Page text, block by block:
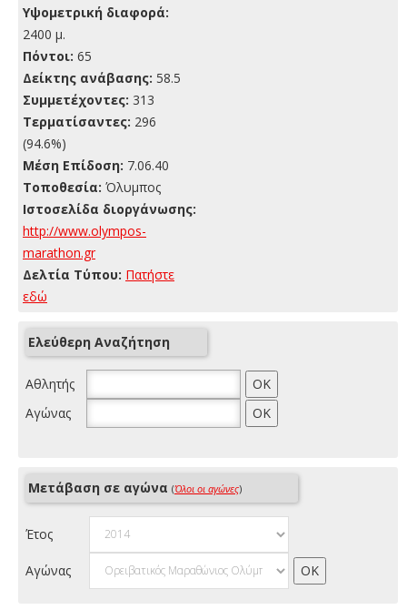
Yψομετρική διαφορά:
2400 μ.
Πόντοι: 65
Δείκτης ανάβασης: 58.5
Συμμετέχοντες: 313
Τερματίσαντες: 296
(94.6%)
Μέση Επίδοση: 7.06.40
Τοποθεσία: Όλυμπος
Ιστοσελίδα διοργάνωσης:
http://www.olympos-
marathon.gr
Δελτία Τύπου: Πατήστε
εδώ
Ελεύθερη Αναζήτηση
Αθλητής
Αγώνας
Μετάβαση σε αγώνα (Όλοι οι αγώνες)
Έτος
Αγώνας